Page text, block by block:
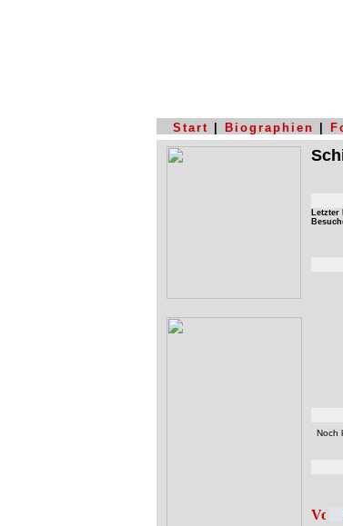
Start Biographien
Letzter
Noch